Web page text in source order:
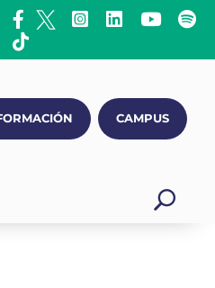
CAMPUS